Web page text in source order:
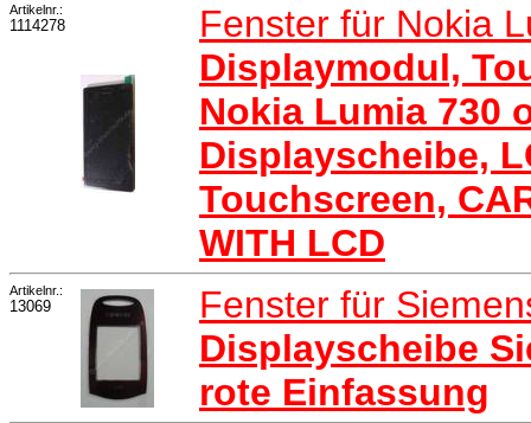
Artikelnr.:
1114278
Fenster für Nokia
Displaymodul,
Nokia Lumia 730
Displayscheibe,
Touchscreen,
WITH LCD
Artikelnr.:
13069
Fenster für
Displayscheibe
rote Einfassung